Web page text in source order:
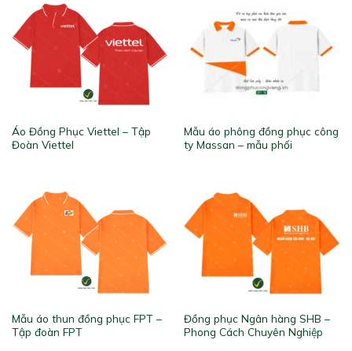
Áo Đồng Phục Viettel – Tập
Đoàn Viettel
Mẫu áo phông đồng phục công
ty Massan – mẫu phối
Mẫu áo thun đồng phục FPT –
Tập đoàn FPT
Đồng phục Ngân hàng SHB –
Phong Cách Chuyên Nghiệp